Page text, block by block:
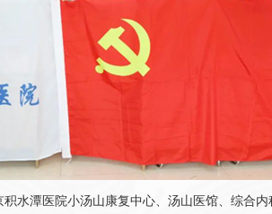
潭医院小汤山康复中心、汤山医馆、综合内